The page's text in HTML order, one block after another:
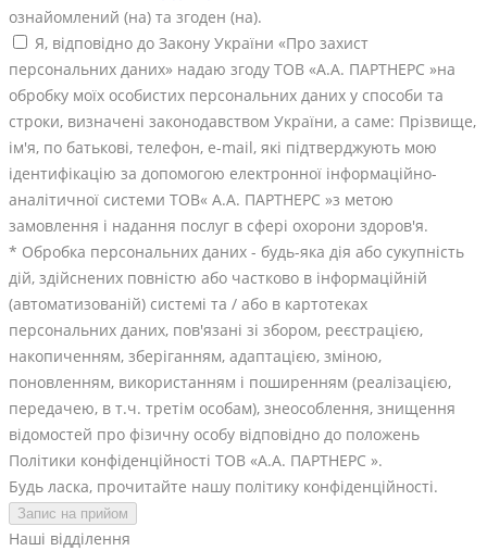
ознайомлений (на) та згоден (на).
Я, відповідно до Закону України «Про захист
персональних даних» надаю згоду ТОВ «А.А. ПАРТНЕРС »на
обробку моїх особистих персональних даних у способи та
строки, визначені законодавством України, а саме: Прізвище,
ім'я, по батькові, телефон, е-mail, які підтверджують мою
ідентифікацію за допомогою електронної інформаційно-
аналітичної системи ТОВ« А.А. ПАРТНЕРС »з метою
замовлення і надання послуг в сфері охорони здоров'я.
* Обробка персональних даних - будь-яка дія або сукупність
дій, здійснених повністю або частково в інформаційній
(автоматизованій) системі та / або в картотеках
персональних даних, пов'язані зі збором, реєстрацією,
накопиченням, зберіганням, адаптацією, зміною,
поновленням, використанням і поширенням (реалізацією,
передачею, в т.ч. третім особам), знеособлення, знищення
відомостей про фізичну особу відповідно до положень
Політики конфіденційності ТОВ «А.А. ПАРТНЕРС ».
Будь ласка, прочитайте нашу політику конфіденційності.
Наші відділення